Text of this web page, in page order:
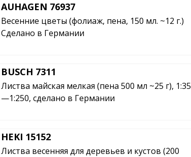
AUHAGEN 76937
Весенние цветы (фолиаж, пена, 150 мл. ~12 г.)
Сделано в Германии
BUSCH 7311
Листва майская мелкая (пена 500 мл ~25 г), 1:35
—1:250, сделано в Германии
HEKI 15152
Листва весенняя для деревьев и кустов (200